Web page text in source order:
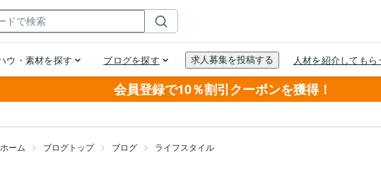
会員登録で10％割引クーポンを獲得！
ホーム ブログトップ ブログ ライフスタイル